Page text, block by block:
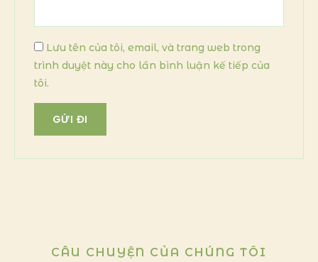
Lưu tên của tôi, email, và trang web trong
trình duyệt này cho lần bình luận kế tiếp của
tôi.
CÂU CHUYỆN CỦA CHÚNG TÔI